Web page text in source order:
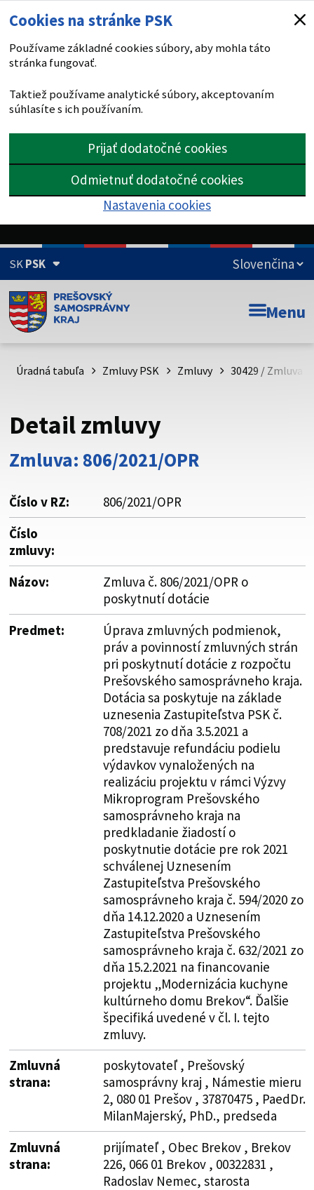
Cookies na stránke PSK
Používame základné cookies súbory, aby mohla táto
stránka fungovať.
Taktiež používame analytické súbory, akceptovaním
súhlasíte s ich používaním.
Prijať dodatočné cookies
Odmietnuť dodatočné cookies
Nastavenia cookies
SKPSK
Doména psk.sk je oficiálna
Toto je oficiálna webová stránka Prešovského
psk.sk.
Buďte pozorní a vždy sa uistite, že zdieľate informácie iba
cez zabezpečenú webovú stránku. Zabezpečená stránka
vždy začína https:// pred názvom domény webového sídla.
Menu
Úradná tabuľa Zmluvy PSK Zmluvy 30429 / Zmluva
Detail zmluvy
Zmluva: 806/2021/OPR
Číslo v RZ:
806/2021/OPR
Číslo
zmluvy:
Názov:
Zmluva č. 806/2021/OPR o
poskytnutí dotácie
Predmet:
Úprava zmluvných podmienok,
práv a povinností zmluvných strán
pri poskytnutí dotácie z rozpočtu
Prešovského samosprávneho kraja.
Dotácia sa poskytuje na základe
uznesenia Zastupiteľstva PSK č.
708/2021 zo dňa 3.5.2021 a
predstavuje refundáciu podielu
výdavkov vynaložených na
realizáciu projektu v rámci Výzvy
Mikroprogram Prešovského
samosprávneho kraja na
predkladanie žiadostí o
poskytnutie dotácie pre rok 2021
schválenej Uznesením
Zastupiteľstva Prešovského
samosprávneho kraja č. 594/2020 zo
dňa 14.12.2020 a Uznesením
Zastupiteľstva Prešovského
samosprávneho kraja č. 632/2021 zo
dňa 15.2.2021 na financovanie
projektu „Modernizácia kuchyne
kultúrneho domu Brekov“. Ďalšie
špecifiká uvedené v čl. I. tejto
zmluvy.
Zmluvná
strana:
poskytovateľ , Prešovský
samosprávny kraj , Námestie mieru
2, 080 01 Prešov , 37870475 , PaedDr.
MilanMajerský, PhD., predseda
Zmluvná
strana:
prijímateľ , Obec Brekov , Brekov
226, 066 01 Brekov , 00322831 ,
Radoslav Nemec, starosta